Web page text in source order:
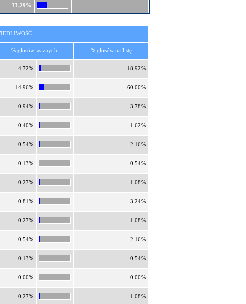
33,29%
% głosów ważnych % głosów na listę
4,72% 18,92%
14,96% 60,00%
0,94% 3,78%
0,40% 1,62%
0,54% 2,16%
0,13% 0,54%
0,27% 1,08%
0,81% 3,24%
0,27% 1,08%
0,54% 2,16%
0,13% 0,54%
0,00% 0,00%
0,27% 1,08%